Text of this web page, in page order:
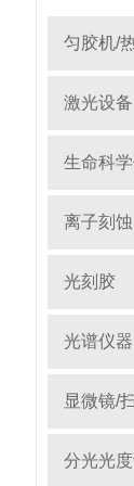
匀胶机/
激光设备
生命科
离子刻蚀
光刻胶
光谱仪器
显微镜/
分光光